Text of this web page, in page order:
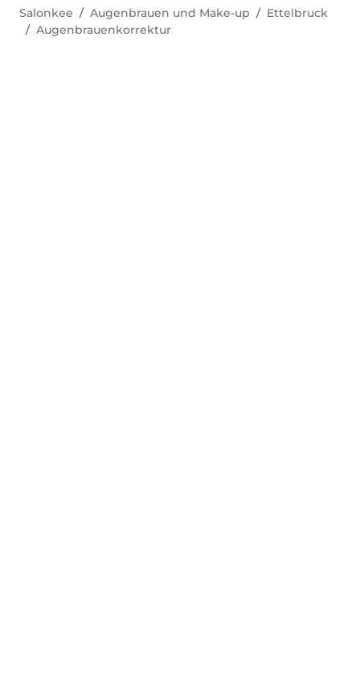
Salonkee Augenbrauen und Make-up
Ettelbruck
Augenbrauenkorrektur